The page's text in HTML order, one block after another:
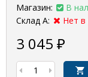
Магазин:
В
Склад А:
Нет в
3 045 ₽